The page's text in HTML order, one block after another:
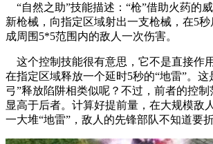
“自然之助”技能描述：“枪”借助火药的
新枪械，向指定区域射出一支枪械，在5
成周围5*5范围内的敌人一次伤害。
这个控制技能很有意思，它不是直接作
在指定区域释放一个延时5秒的“地雷”。这
弓”释放陷阱相类似呢？不过，前者的控
显高于后者。计算好提前量，在大规模敌
一大堆“地雷”，敌人的先锋部队不知道要